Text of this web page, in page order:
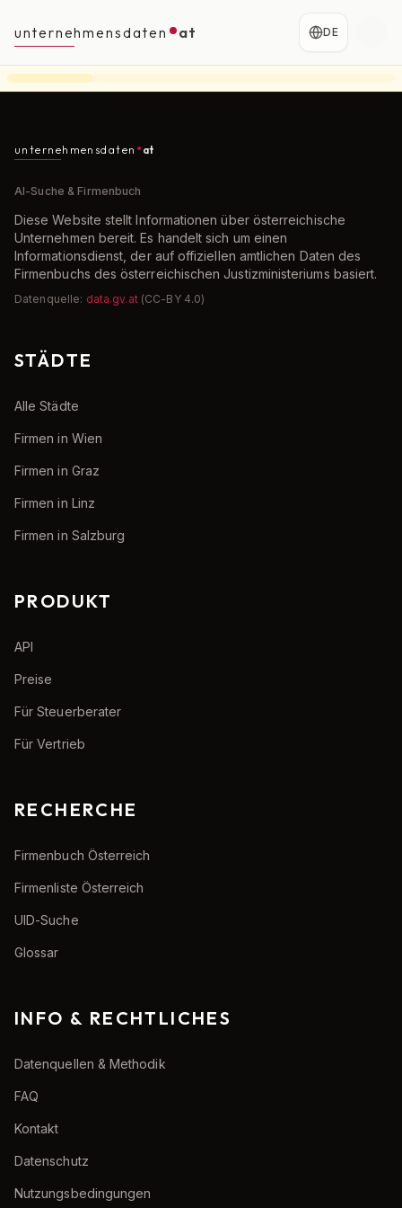
unternehmensdaten at DE
unternehmensdaten at
AI-Suche & Firmenbuch
Diese Website stellt Informationen über österreichische
Unternehmen bereit. Es handelt sich um einen
Informationsdienst, der auf offiziellen amtlichen Daten des
Firmenbuchs des österreichischen Justizministeriums basiert.
Datenquelle: data.gv.at (CC-BY 4.0)
STÄDTE
Alle Städte
Firmen in Wien
Firmen in Graz
Firmen in Linz
Firmen in Salzburg
PRODUKT
API
Preise
Für Steuerberater
Für Vertrieb
RECHERCHE
Firmenbuch Österreich
Firmenliste Österreich
UID-Suche
Glossar
INFO & RECHTLICHES
Datenquellen & Methodik
FAQ
Kontakt
Datenschutz
Nutzungsbedingungen